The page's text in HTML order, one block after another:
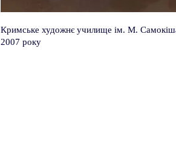
Кримське художнє училище ім. М.
2007 року